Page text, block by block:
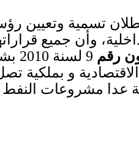
بطلان تسمية وتعيين
وأن جميع
رقم 9 لسنة 2010
و بملكية
عدا مشروعات النفط